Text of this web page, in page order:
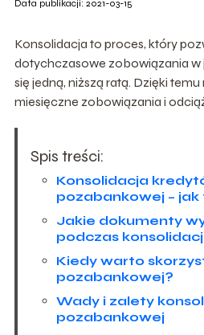
Data publikacji: 2021-03-15
Konsolidacja to proces, który
dotychczasowe zobowiązania w
się jedną, niższą ratą. Dzięki
miesięczne zobowiązania i
Spis treści:
Konsolidacja
pozabankowej – jak
Jakie dokumenty
podczas
Kiedy warto
pozabankowej?
Wady i zalety
pozabankowej